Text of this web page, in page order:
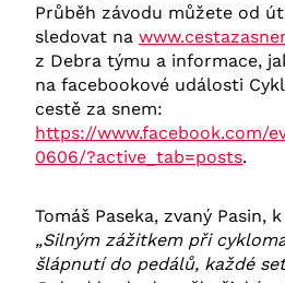
Průběh závodu můžete od
sledovat na
z Debra týmu a informace,
na facebookové události
cestě za snem:
https://www.facebook.com/
0606/?active_tab=posts.
Tomáš Paseka, zvaný Pasin,
„Silným zážitkem při
šlápnutí do pedálů, každé